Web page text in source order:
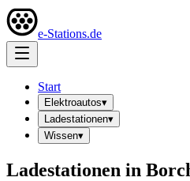
e-Stations.de
Start
Elektroautos▾
Ladestationen▾
Wissen▾
Ladestationen in